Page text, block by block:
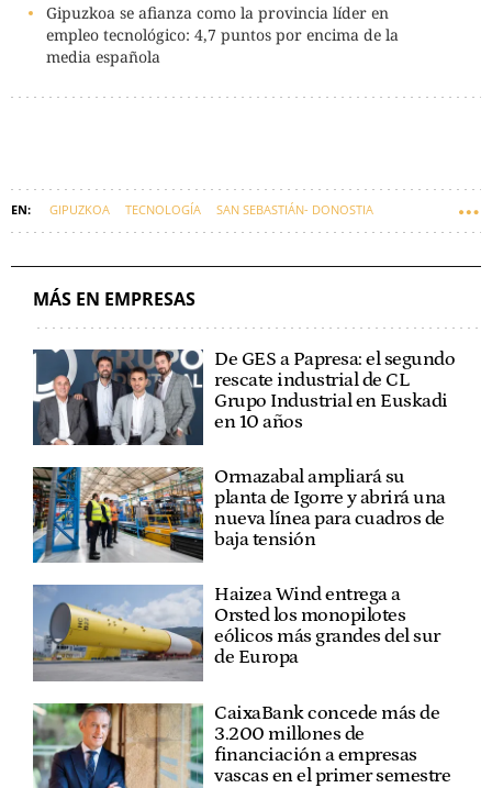
Gipuzkoa se afianza como la provincia líder en
empleo tecnológico: 4,7 puntos por encima de la
media española
GIPUZKOA TECNOLOGÍA SAN SEBASTIÁN- DONOSTIA
MÁS EN EMPRESAS
De GES a Papresa: el segundo
rescate industrial de CL
Grupo Industrial en Euskadi
en 10 años
Ormazabal ampliará su
planta de Igorre y abrirá una
nueva línea para cuadros de
baja tensión
Haizea Wind entrega a
Orsted los monopilotes
eólicos más grandes del sur
de Europa
CaixaBank concede más de
3.200 millones de
financiación a empresas
vascas en el primer semestre